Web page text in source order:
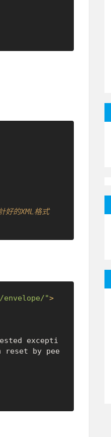
好的XML格式
envelope/">
excepti
reset by pee